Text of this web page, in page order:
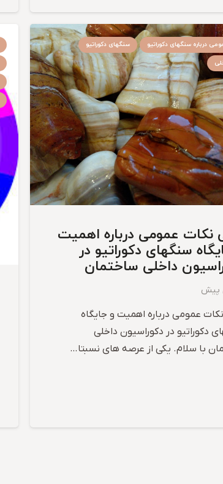
درباره سنگهای دکوراتیو
سنگهای دکوراتیو
نکات عمومی درباره اهمیت
سنگهای دکوراتیو در
داخلی ساختمان
عمومی درباره اهمیت و جایگاه
دکوراتیو در دکوراسیون داخلی
با سلام. یکی از عرصه های نسبتا…